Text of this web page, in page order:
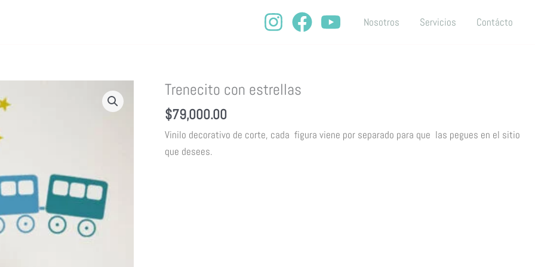
Nosotros Servicios Contácto
Trenecito con estrellas
$79,000.00
Vinilo decorativo de corte, cada figura viene por separado para que las pegues en el sitio
que desees.